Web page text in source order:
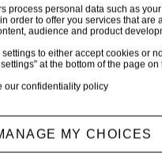
Disponible sur
process personal data such as
order to offer you services that
audience and product
to either accept cookies or
at the bottom of the page on
our confidentiality policy
MY CHOICES